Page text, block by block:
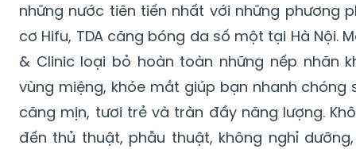
những nước tiên tiến nhất với những phương
cơ Hifu, TDA căng bóng da số một tại Hà Nội.
& Clinic loại bỏ hoàn toàn những nếp nhăn
vùng miệng, khóe mắt giúp bạn nhanh chóng
căng mịn, tươi trẻ và tràn đầy năng lượng.
đến thủ thuật, phẫu thuật, không nghỉ